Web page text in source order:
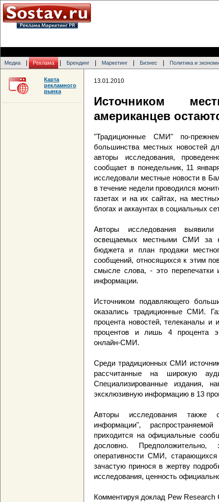
Медиа Реклама Брендинг Маркетинг Бизнес Политика и
13.01.2010
Источником
американцев
"Традиционные СМИ" по-
большинства местных новостей
авторы исследования,
сообщает в понедельник, 11
исследовали местные новости в
в течение недели проводился
газетах и на их сайтах, на
блогах и аккаунтах в социальных
Авторы исследования
освещаемых местными СМИ за
бюджета и план продажи
сообщений, относящихся к этим
смысле слова, - это перепечатки
информации.
Источником подавляющего
оказались традиционные СМИ.
процента новостей, телеканалы
процентов и лишь 4 процента
онлайн-СМИ.
Среди традиционных СМИ
рассчитанные на широкую
Специализированные издания,
эксклюзивную информацию в 13
Авторы исследования также
информации",
приходится на официальные
дословно.
оперативности СМИ,
зачастую принося в жертву
исследования, ценность
Комментируя доклад Pew Research
Карта
рекламного
рынка